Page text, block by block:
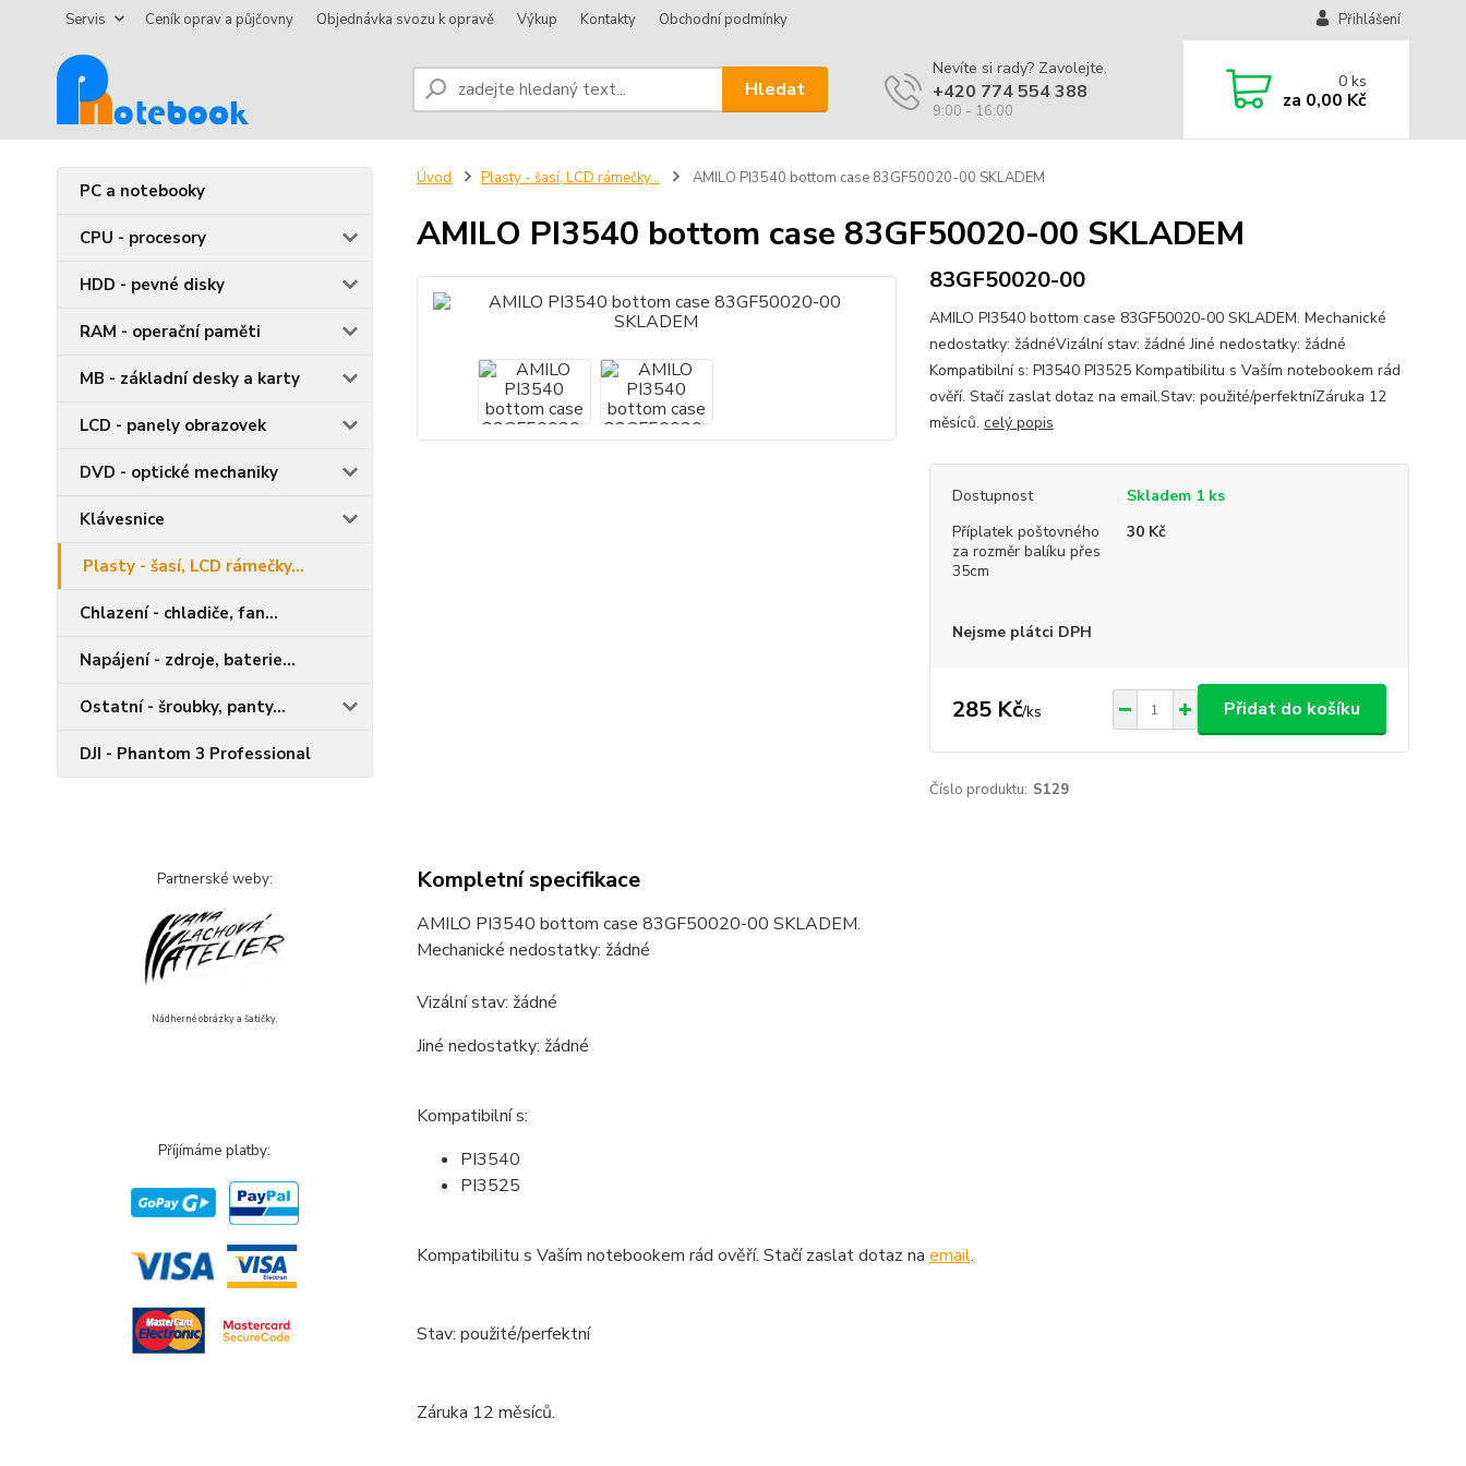
Servis Ceník oprav a půjčovny Objednávka svozu k opravě Výkup Kontakty Obchodní podmínky Přihlášení
Hledat
Nevíte si rady? Zavolejte.
+420 774 554 388
9:00 - 16:00
0ks
za 0,00 Kč
PC a notebooky
CPU - procesory
HDD - pevné disky
RAM - operační paměti
MB - základní desky a karty
LCD - panely obrazovek
DVD - optické mechaniky
Klávesnice
Plasty - šasí, LCD rámečky...
Chlazení - chladiče, fan...
Napájení - zdroje, baterie...
Ostatní - šroubky, panty...
DJI - Phantom 3 Professional
Partnerské weby:
Nádherné obrázky a šatičky.
Příjímáme platby:
Úvod Plasty - šasí, LCD rámečky... AMILO PI3540 bottom case 83GF50020-00 SKLADEM
AMILO PI3540 bottom case 83GF50020-00 SKLADEM
83GF50020-00
AMILO PI3540 bottom case 83GF50020-00 SKLADEM. Mechanické
nedostatky: žádnéVizální stav: žádné Jiné nedostatky: žádné
Kompatibilní s: PI3540 PI3525 Kompatibilitu s Vaším notebookem rád
ověří. Stačí zaslat dotaz na email.Stav: použité/perfektníZáruka 12
měsíců. celý popis
Dostupnost
Skladem 1 ks
Příplatek poštovného
za rozměr balíku přes
35cm
30 Kč
Nejsme plátci DPH
285 Kč/ks Přidat do košíku
Číslo produktu: S129
Kompletní specifikace
AMILO PI3540 bottom case 83GF50020-00 SKLADEM.
Mechanické nedostatky: žádné
Vizální stav: žádné
Jiné nedostatky: žádné
Kompatibilní s:
PI3540
PI3525
Kompatibilitu s Vaším notebookem rád ověří. Stačí zaslat dotaz na email.
Stav: použité/perfektní
Záruka 12 měsíců.